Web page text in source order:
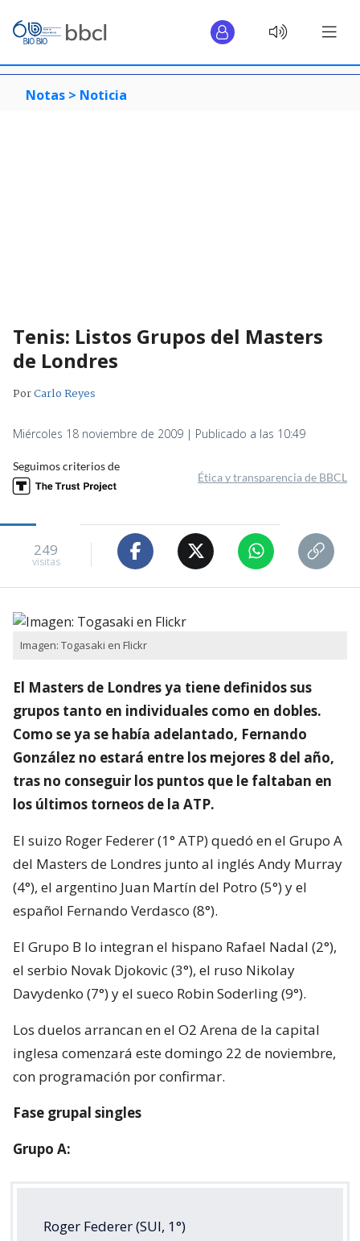
Notas > Noticia
Tenis: Listos Grupos del Masters
de Londres
PorCarlo Reyes
Miércoles 18 noviembre de 2009 | Publicado a las 10:49
Seguimos criterios de
Ética y transparencia de BBCL
249
visitas
Imagen: Togasaki en Flickr
El Masters de Londres ya tiene definidos sus
grupos tanto en individuales como en dobles.
Como se ya se había adelantado, Fernando
González no estará entre los mejores 8 del año,
tras no conseguir los puntos que le faltaban en
los últimos torneos de la ATP.
El suizo Roger Federer (1° ATP) quedó en el Grupo A
del Masters de Londres junto al inglés Andy Murray
(4°), el argentino Juan Martín del Potro (5°) y el
español Fernando Verdasco (8°).
El Grupo B lo integran el hispano Rafael Nadal (2°),
el serbio Novak Djokovic (3°), el ruso Nikolay
Davydenko (7°) y el sueco Robin Soderling (9°).
Los duelos arrancan en el O2 Arena de la capital
inglesa comenzará este domingo 22 de noviembre,
con programación por confirmar.
Fase grupal singles
Grupo A:
Roger Federer (SUI, 1°)